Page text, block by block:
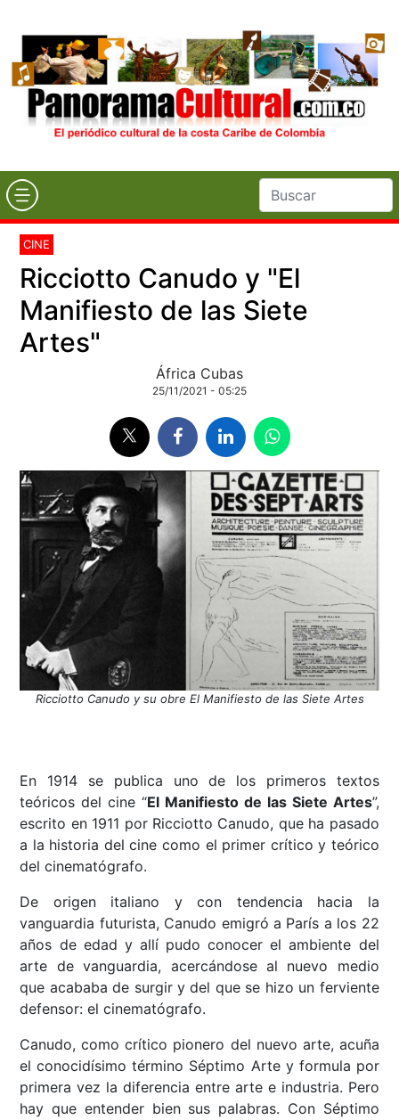
CINE
Ricciotto Canudo y "El
Manifiesto de las Siete
Artes"
África Cubas
25/11/2021 - 05:25
Ricciotto Canudo y su obre El Manifiesto de las Siete Artes
En 1914 se publica uno de los primeros textos
teóricos del cine “El Manifiesto de las Siete Artes”,
escrito en 1911 por Ricciotto Canudo, que ha pasado
a la historia del cine como el primer crítico y teórico
del cinematógrafo.
De origen italiano y con tendencia hacia la
vanguardia futurista, Canudo emigró a París a los 22
años de edad y allí pudo conocer el ambiente del
arte de vanguardia, acercándose al nuevo medio
que acababa de surgir y del que se hizo un ferviente
defensor: el cinematógrafo.
Canudo, como crítico pionero del nuevo arte, acuña
el conocidísimo término Séptimo Arte y formula por
primera vez la diferencia entre arte e industria. Pero
hay que entender bien sus palabras. Con Séptimo